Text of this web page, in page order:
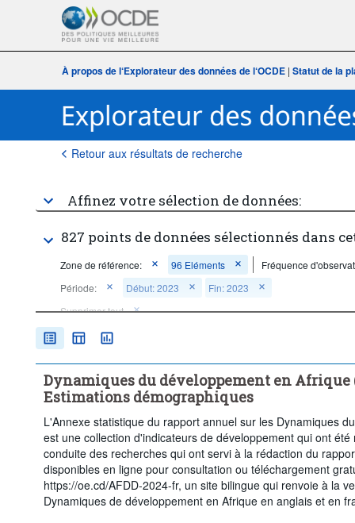
À propos de l‘Explorateur des données de l‘OCDE | Statut de la
Retour aux résultats de recherche
Affinez votre sélection de données:
827 points de données sélectionnés dans
Zone de référence: 96 Eléments
Fréquence
Période:
Début: 2023
Fin: 2023
Supprimer tout
Dynamiques du développement en Afrique
Estimations démographiques
L'Annexe statistique du rapport annuel sur les Dynamiques
est une collection d'indicateurs de développement qui ont
conduite des recherches qui ont servi à la rédaction du
disponibles en ligne pour consultation ou téléchargement
https://oe.cd/AFDD-2024-fr, un site bilingue qui renvoie à la
Dynamiques de développement en Afrique en anglais et en